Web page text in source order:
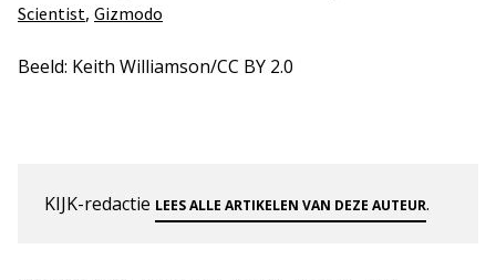
Scientist, Gizmodo
Beeld: Keith Williamson/CC BY 2.0
KIJK-redactie LEES ALLE ARTIKELEN VAN DEZE AUTEUR.